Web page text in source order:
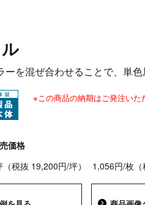
ーを混ぜ合わせることで、単色
※この商品の納期はご発注いた
価格
税抜 19,200円/坪）
1,056円/枚（